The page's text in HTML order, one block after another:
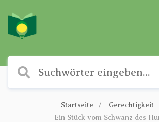
Startseite
Gerechtigkeit
Ein Stück vom Schwanz des